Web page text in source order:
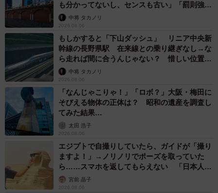
https://twitter.com/tuyuno_sinkou
▽アメブロ
https://ameblo.jp/sunandmoonkitani/
▽YouTube
https://www.youtube.com/user/barsunandmoon
も分かってないし、センスも古い」「罰則強化
して」中将 タカノリ
2026.08.06
もしかすると「下山ダッシュ」 リニア中央新
幹線の長野県駅 在来線との乗り継ぎなし→な
ら走れば間に合うんじゃない？ 惜しい位置関
係が反響
中将 タカノリ
2026.08.06
「なんじゃこりゃ！」「ロボ？」大阪・梅田に
そびえる物体の正体は？ 昭和の遺産を調査し
てみた結果…
太田 浩子
2026.08.06
エジプトで自撮りしていたら、ガイドが「撮り
ますよ！」→ノリノリでポーズを取っていた
ら……スマホを返してもらえない 「日本人は
カモ代表かも」「私は6時間で3万円払った」
宮前 晶子
2026.08.06